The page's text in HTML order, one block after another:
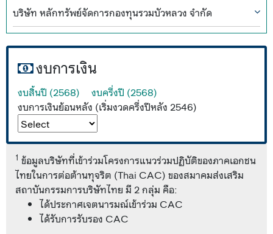
บริษัท หลักทรัพย์จัดการกองทุนรวมบัวหลวง จำกัด
งบการเงิน
งบสิ้นปี (2568)
งบครึ่งปี (2568)
งบการเงินย้อนหลัง (เริ่มงวดครึ่งปีหลัง 2546)
1 ข้อมูลบริษัทที่เข้าร่วมโครงการแนวร่วมปฏิบัติของภาคเอกชน
ไทยในการต่อต้านทุจริต (Thai CAC) ของสมาคมส่งเสริม
สถาบันกรรมการบริษัทไทย มี 2 กลุ่ม คือ:
ได้ประกาศเจตนารมณ์เข้าร่วม CAC
ได้รับการรับรอง CAC